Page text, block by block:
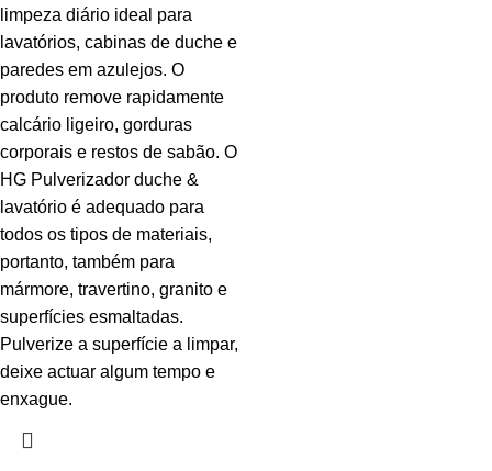
limpeza diário ideal para
lavatórios, cabinas de duche e
paredes em azulejos. O
produto remove rapidamente
calcário ligeiro, gorduras
corporais e restos de sabão. O
HG Pulverizador duche &
lavatório é adequado para
todos os tipos de materiais,
portanto, também para
mármore, travertino, granito e
superfícies esmaltadas.
Pulverize a superfície a limpar,
deixe actuar algum tempo e
enxague.